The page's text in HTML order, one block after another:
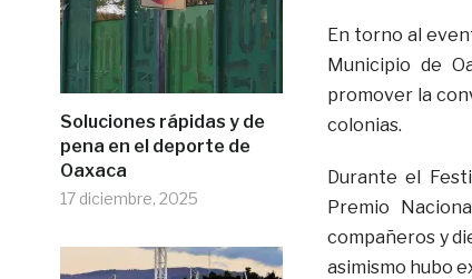
Soluciones rápidas y de
pena en el deporte de
Oaxaca
17 diciembre, 2025
En torno al
Municipio de
promover la
colonias.
Durante el
Premio
compañeros y
asimismo hubo